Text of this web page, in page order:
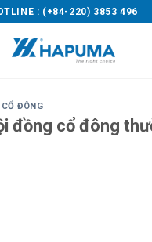
: (+84-220) 3853 496
CỔ ĐÔNG
đồng cổ đông